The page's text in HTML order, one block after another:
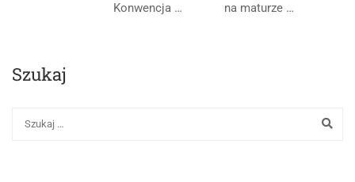
Konwencja …
na maturze …
Szukaj